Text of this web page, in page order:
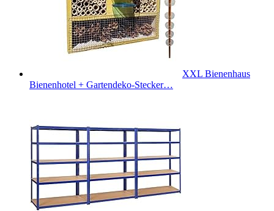
XXL Bienenhaus
Bienenhotel + Gartendeko-Stecker…